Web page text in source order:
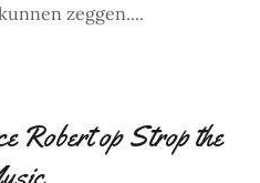
zeggen....
Robert op Strop the